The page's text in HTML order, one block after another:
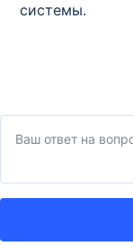
системы.